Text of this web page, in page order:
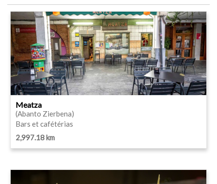
Meatza
(Abanto Zierbena)
Bars et cafétérias
2,997.18 km